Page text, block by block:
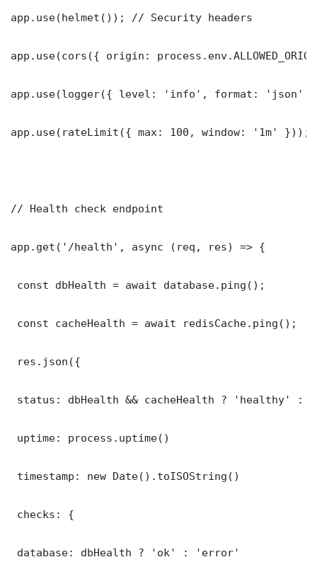
app.use(helmet()); // Security headers
app.use(cors({ origin:
app.use(logger({ level: 'info', format: 'json'
app.use(rateLimit({ max: 100, window: '1m' }));
// Health check endpoint
app.get('/health', async (req, res) => {
const dbHealth = await database.ping();
const cacheHealth = await redisCache.ping();
res.json({
status: dbHealth && cacheHealth ? 'healthy' :
uptime: process.uptime()
timestamp: new Date().toISOString()
checks: {
database: dbHealth ? 'ok' : 'error'